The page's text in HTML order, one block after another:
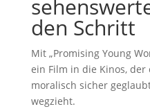
den Schritt
Mit „Promising Young
ein Film in die Kinos,
moralisch sicher
wegzieht.